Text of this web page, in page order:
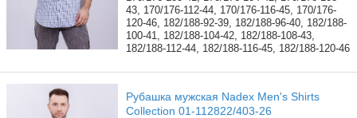
43, 170/176-112-44, 170/176-116-45, 170/176-
120-46, 182/188-92-39, 182/188-96-40, 182/188-
100-41, 182/188-104-42, 182/188-108-43,
182/188-112-44, 182/188-116-45, 182/188-120-46
Рубашка мужская Nadex Men's Shirts
Collection 01-112822/403-26